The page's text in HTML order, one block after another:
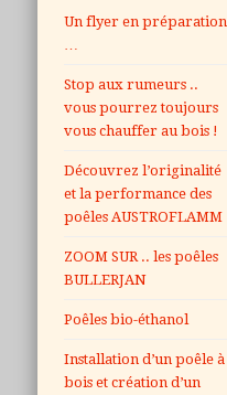
Un flyer en préparation
Stop aux rumeurs ..
vous pourrez toujours
vous chauffer au bois !
Découvrez l’originalité
et la performance des
poêles AUSTROFLAMM
ZOOM SUR .. les poêles
BULLERJAN
Poêles bio-éthanol
Installation d’un poêle à
bois et création d’un